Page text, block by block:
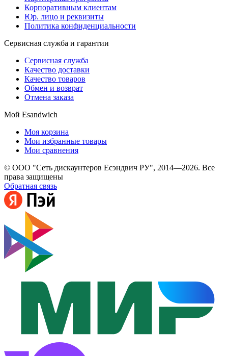
Корпоративным клиентам
Юр. лицо и реквизиты
Политика конфиденциальности
Сервисная служба и гарантии
Сервисная служба
Качество доставки
Качество товаров
Обмен и возврат
Отмена заказа
Мой Esandwich
Моя корзина
Мои избранные товары
Мои сравнения
© ООО "Сеть дискаунтеров Есэндвич РУ", 2014—2026. Все
права защищены
Обратная связь